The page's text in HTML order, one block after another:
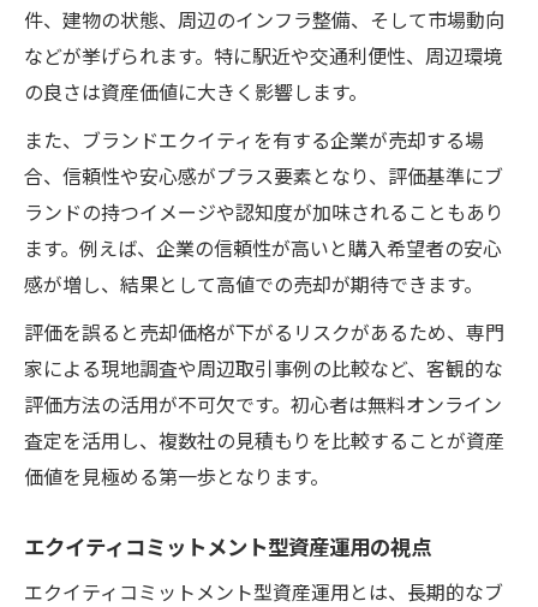
件、建物の状態、周辺のインフラ整備、そして市場動向
などが挙げられます。特に駅近や交通利便性、周辺環境
の良さは資産価値に大きく影響します。
また、ブランドエクイティを有する企業が売却する場
合、信頼性や安心感がプラス要素となり、評価基準にブ
ランドの持つイメージや認知度が加味されることもあり
ます。例えば、企業の信頼性が高いと購入希望者の安心
感が増し、結果として高値での売却が期待できます。
評価を誤ると売却価格が下がるリスクがあるため、専門
家による現地調査や周辺取引事例の比較など、客観的な
評価方法の活用が不可欠です。初心者は無料オンライン
査定を活用し、複数社の見積もりを比較することが資産
価値を見極める第一歩となります。
エクイティコミットメント型資産運用の視点
エクイティコミットメント型資産運用とは、長期的なブ